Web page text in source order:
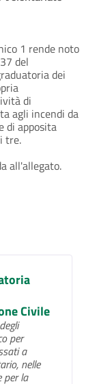
1 rende noto
del
dei
di
agli incendi da
di apposita
tre.
all'allegato.
Civile
per
a
nelle
per la